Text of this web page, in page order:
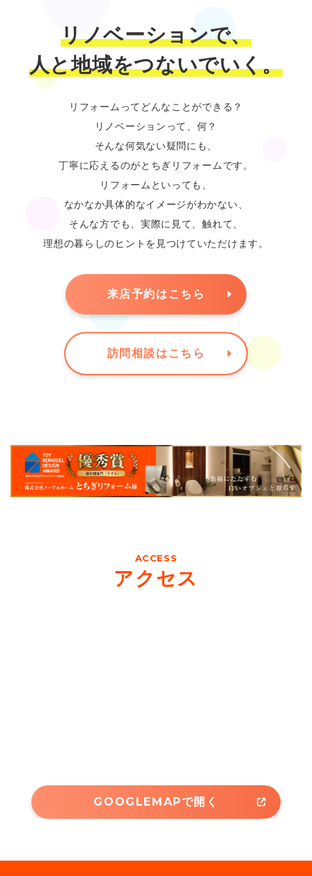
リノベーションで、
人と地域をつないでいく。
リフォームってどんなことができる？
リノベーションって、何？
そんな何気ない疑問にも、
丁寧に応えるのがとちぎリフォームです。
リフォームといっても、
なかなか具体的なイメージがわかない、
そんな方でも、実際に見て、触れて、
理想の暮らしのヒントを見つけていただけます。
来店予約はこちら
訪問相談はこちら
ACCESS
アクセス
GOOGLEMAPで開く